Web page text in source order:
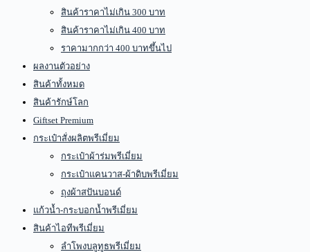
สินค้าราคาไม่เกิน 300 บาท
สินค้าราคาไม่เกิน 400 บาท
ราคามากกว่า 400 บาทขึ้นไป
ผลงานตัวอย่าง
สินค้าทั้งหมด
สินค้ารักษ์โลก
Giftset Premium
กระเป๋าสั่งผลิตพรีเมี่ยม
กระเป๋าผ้าร่มพรีเมี่ยม
กระเป๋าแคนวาส-ผ้าดิบพรีเมี่ยม
ถุงผ้าสปันบอนด์
แก้วน้ำ-กระบอกน้ำพรีเมี่ยม
สินค้าไอทีพรีเมี่ยม
ลำโพงบลูทูธพรีเมี่ยม